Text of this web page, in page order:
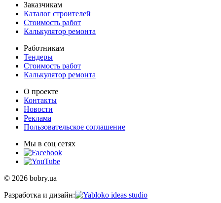
Заказчикам
Каталог строителей
Стоимость работ
Калькулятор ремонта
Работникам
Тендеры
Стоимость работ
Калькулятор ремонта
О проекте
Контакты
Новости
Реклама
Пользовательское соглашение
Мы в соц сетях
© 2026 bobry.ua
Разработка и дизайн: